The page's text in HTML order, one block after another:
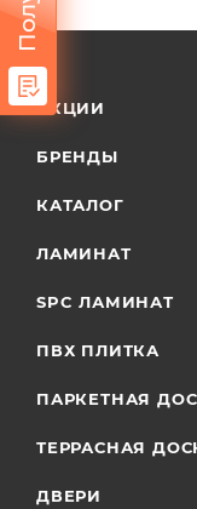
АКЦИИ
БРЕНДЫ
КАТАЛОГ
ЛАМИНАТ
SPC ЛАМИНАТ
ПВХ ПЛИТКА
ПАРКЕТНАЯ
ТЕРРАСНАЯ
ДВЕРИ